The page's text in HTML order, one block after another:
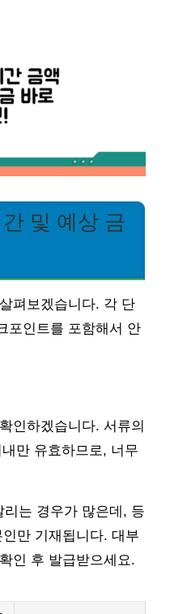
및 예상 금
펴보겠습니다. 각 단
포인트를 포함해서 안
인하겠습니다. 서류의
만 유효하므로, 너무
는 경우가 많은데, 등
만 기재됩니다. 대부
인 후 발급받으세요.